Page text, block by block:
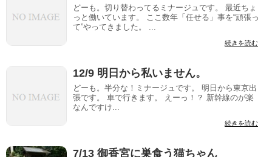
どーも。切り替わってるミナージュです。 最近ちょ
っと働いています。 ここ数年「任せる」事を“頑張っ
て”やってきました。 ...
続きを読む
12/9 明日から私いません。
どーも。半分な！ミナージュです。 明日から東京出
張です。 車で行きます。 えーっ！？ 新幹線のが楽
なんですけ...
続きを読む
7/13 御香宮に巣食う猫ちゃん